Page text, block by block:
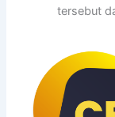
tersebut